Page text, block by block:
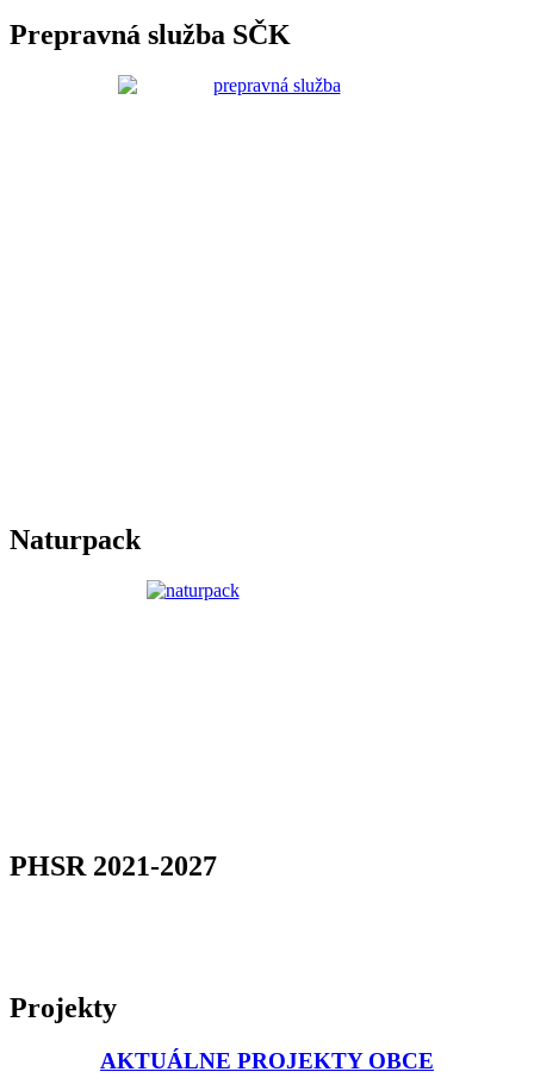
Prepravná služba SČK
Naturpack
PHSR 2021-2027
Projekty
AKTUÁLNE PROJEKTY OBCE